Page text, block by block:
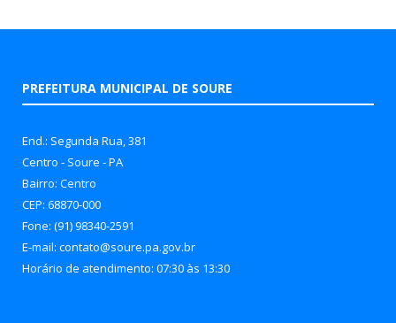
PREFEITURA MUNICIPAL DE SOURE
End.: Segunda Rua, 381
Centro - Soure - PA
Bairro: Centro
CEP: 68870-000
Fone: (91) 98340-2591
E-mail: contato@soure.pa.gov.br
Horário de atendimento: 07:30 às 13:30